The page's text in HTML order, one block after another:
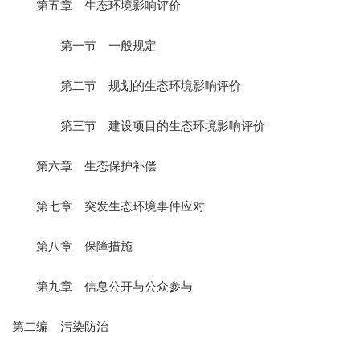
第五章 生态环境影响评价
第一节 一般规定
第二节 规划的生态环境影响评价
第三节 建设项目的生态环境影响评价
第六章 生态保护补偿
第七章 突发生态环境事件应对
第八章 保障措施
第九章 信息公开与公众参与
第二编 污染防治